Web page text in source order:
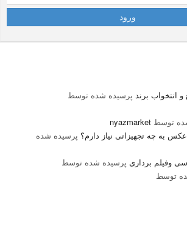
انتخواب برند پرسیده شده توسط
توسط nyazmarket
به چه تجهیزاتی نیاز دارم؟ پرسیده شده
وفیلم برداری پرسیده شده توسط
توسط